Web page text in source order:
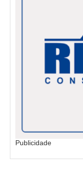
Publicidade